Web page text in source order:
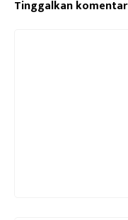
Tinggalkan komentar